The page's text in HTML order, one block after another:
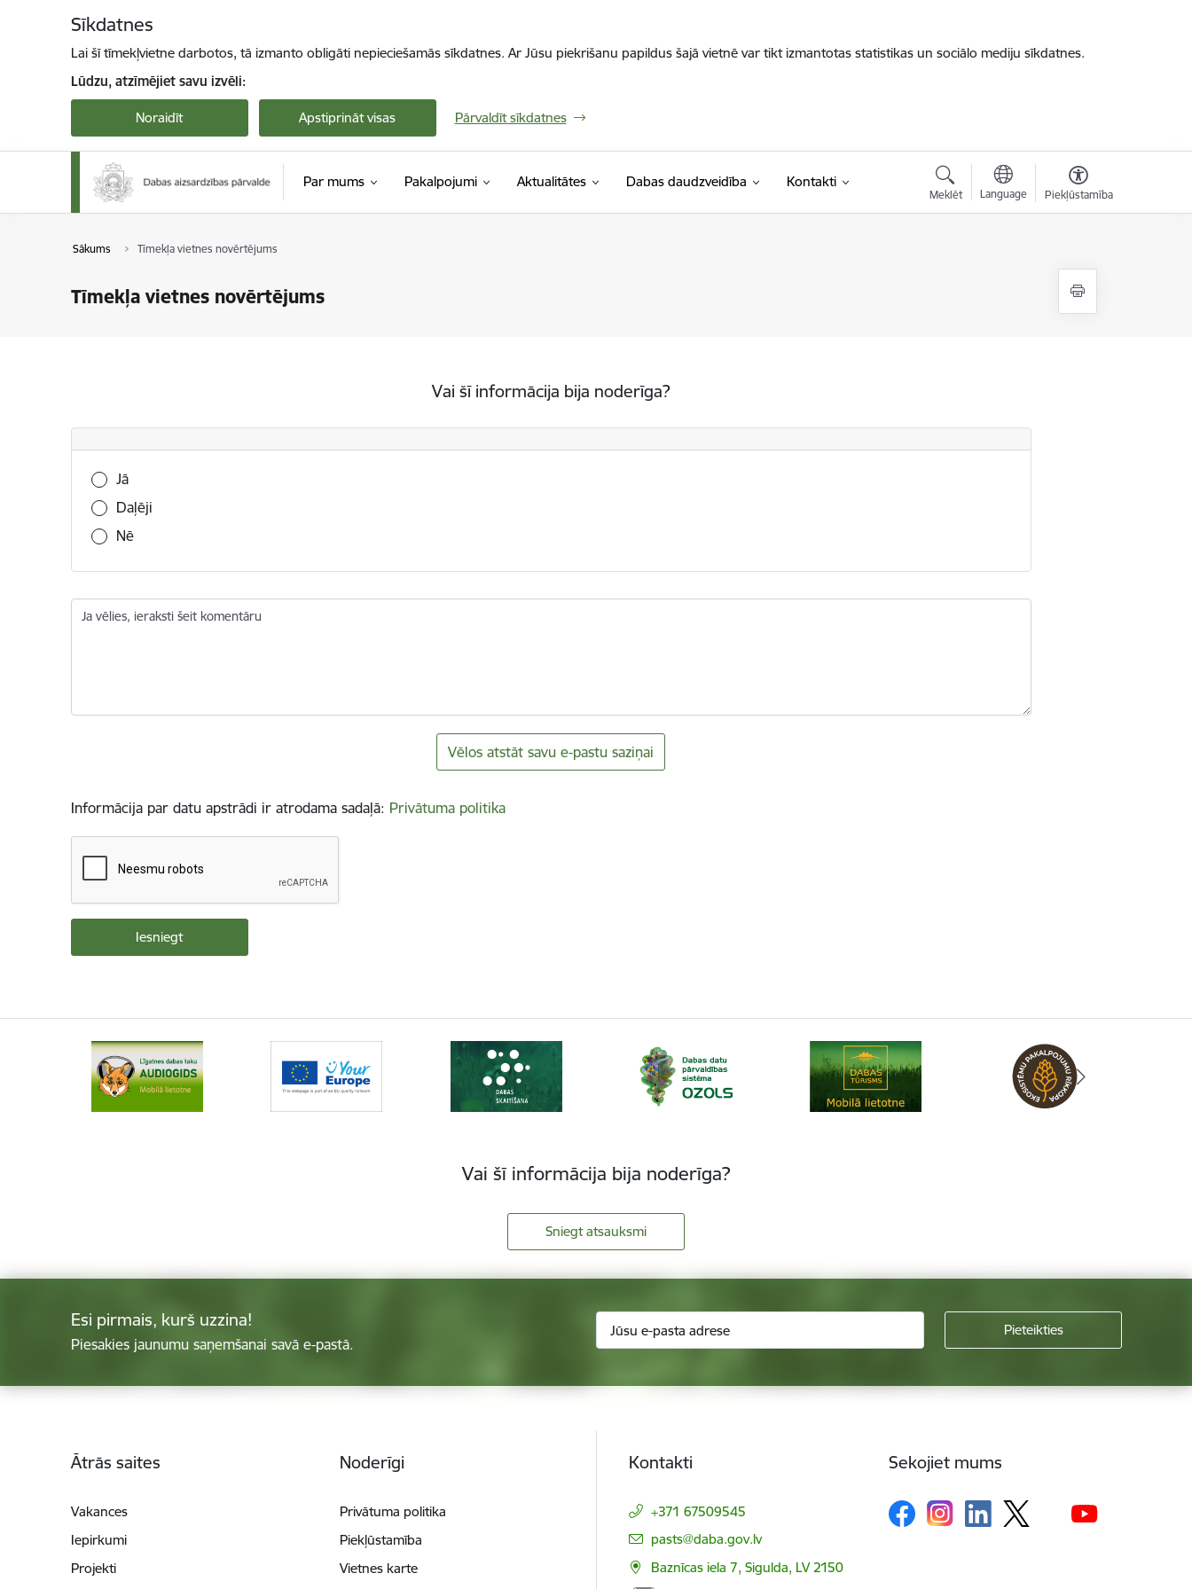
Sīkdatnes
Lai šī tīmekļvietne darbotos, tā izmanto obligāti nepieciešamās sīkdatnes. Ar Jūsu piekrišanu papildus šajā vietnē var tikt izmantotas statistikas un sociālo mediju sīkdatnes.
Lūdzu, atzīmējiet savu izvēli:
Noraidīt Apstiprināt visas Pārvaldīt sīkdatnes
Par mums Pakalpojumi Aktualitātes Dabas daudzveidība Kontakti
Meklēt Language Piekļūstamība
Sākums Tīmekļa vietnes novērtējums
Tīmekļa vietnes novērtējums
Vai šī informācija bija noderīga?
Vai šī informācija bija noderīga?
Jā
Daļēji
Nē
Ja vēlies, ieraksti šeit komentāru
Vēlos atstāt savu e-pastu saziņai
Informācija par datu apstrādi ir atrodama sadaļā: Privātuma politika
Vai šī informācija bija noderīga?
Sniegt atsauksmi
Esi pirmais, kurš uzzina!
Piesakies jaunumu saņemšanai savā e-pastā.
Ātrās saites
Vakances
Iepirkumi
Projekti
Noderīgi
Privātuma politika
Piekļūstamība
Vietnes karte
Kontakti
+371 67509545
E-pasts:
pasts@daba.gov.lv
Baznīcas iela 7, Sigulda, LV 2150
Sekojiet mums